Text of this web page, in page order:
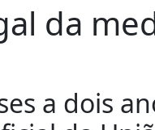
da
a dois